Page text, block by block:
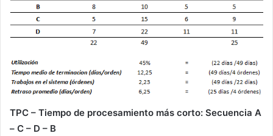
TPC – Tiempo de procesamiento más corto: Secuencia A
– C – D – B